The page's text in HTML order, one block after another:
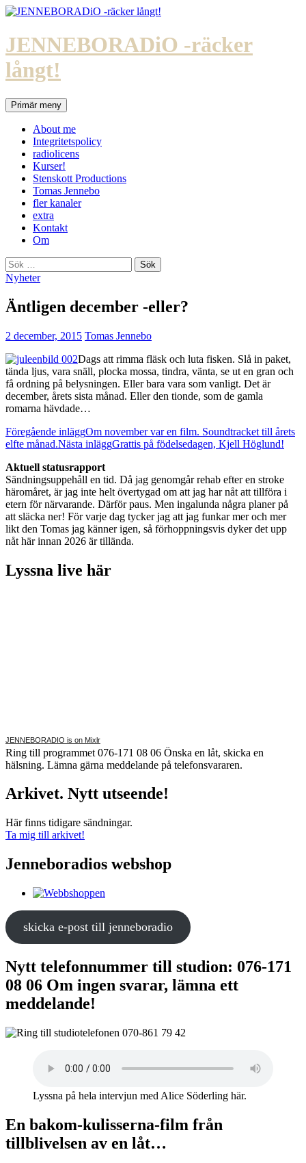
Hoppa
innehåll
JENNEBORADiO -räcker
långt!
SökPrimär meny
About me
Integritetspolicy
radiolicens
Kurser!
Stenskott Productions
Tomas Jennebo
fler kanaler
extra
Kontakt
Om
Sök
efter:
Nyheter
Äntligen december -eller?
2 december, 2015 Tomas Jennebo
Dags att rimma fläsk och luta fisken. Slå in paket,
tända ljus, vara snäll, plocka mossa, tindra, vänta, se ut en gran och
få ordning på belysningen. Eller bara vara som vanligt. Det är
december, årets sista månad. Eller den tionde, som de gamla
romarna hävdade…
Inläggsnavigering
Föregående inläggOm november var en film. Soundtracket till årets
elfte månad.Nästa inläggGrattis på födelsedagen, Kjell Höglund!
Aktuell statusrapport
Sändningsuppehåll en tid. Då jag genomgår rehab efter en stroke
häromåret, är jag inte helt övertygad om att jag har nåt att tillföra i
etern för närvarande. Därför paus. Men ingalunda några planer på
att släcka ner! För varje dag tycker jag att jag funkar mer och mer
likt den Tomas jag känner igen, så förhoppningsvis dyker det upp
nåt här innan 2026 är tillända.
Lyssna live här
JENNEBORADIO is on Mixlr
Ring till programmet 076-171 08 06 Önska en låt, skicka en
hälsning. Lämna gärna meddelande på telefonsvararen.
Arkivet. Nytt utseende!
Här finns tidigare sändningar.
Ta mig till arkivet!
Jenneboradios webshop
skicka e-post till jenneboradio
Nytt telefonnummer till studion: 076-171
08 06 Om ingen svarar, lämna ett
meddelande!
Lyssna på hela intervjun med Alice Söderling här.
En bakom-kulisserna-film från
tillblivelsen av en låt…